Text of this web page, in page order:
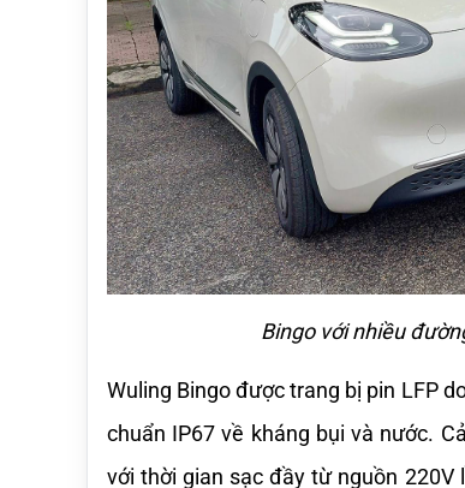
Bingo với nhiều
Wuling Bingo được trang bị pin LFP
chuẩn IP67 về kháng bụi và nước.
với thời gian sạc đầy từ nguồn 220V